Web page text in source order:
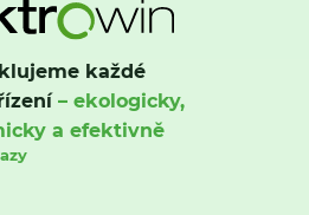
každé
– ekologicky,
a efektivně